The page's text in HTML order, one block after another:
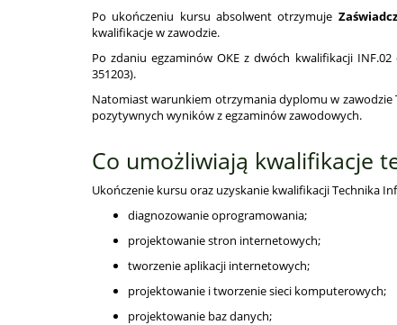
Po ukończeniu kursu absolwent otrzymuje
kwalifikacje w zawodzie.
Po zdaniu egzaminów OKE z dwóch kwalifikacji
351203).
Natomiast warunkiem otrzymania dyplomu w zawodzie
pozytywnych wyników z egzaminów zawodowych.
Co umożliwiają kwalifikacje
Ukończenie kursu oraz uzyskanie kwalifikacji Technika
diagnozowanie oprogramowania;
projektowanie stron internetowych;
tworzenie aplikacji internetowych;
projektowanie i tworzenie sieci komputerowych;
projektowanie baz danych;